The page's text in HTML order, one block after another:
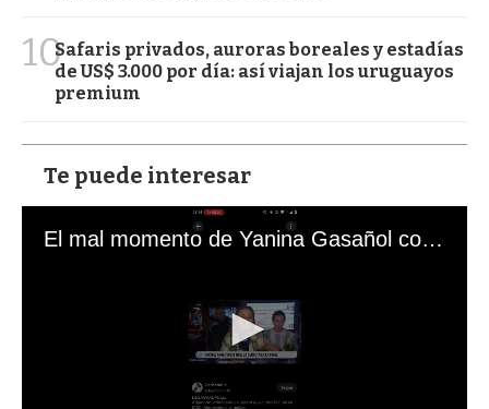
10Safaris privados, auroras boreales y estadías
de US$ 3.000 por día: así viajan los uruguayos
premium
Te puede interesar
El mal momento de Yanina Gasañol con un hincha argentino en "Subrayado"